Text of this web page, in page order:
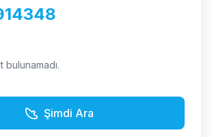
bulunamadı.
Şimdi Ara